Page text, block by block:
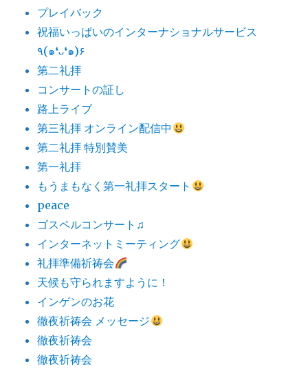
プレイバック
祝福いっぱいのインターナショナルサービス
٩(๑❛ᴗ❛๑)۶
第二礼拝
コンサートの証し
路上ライブ
第三礼拝 オンライン配信中
第二礼拝 特別賛美
第一礼拝
もうまもなく第一礼拝スタート
peace
ゴスペルコンサート♫
インターネットミーティング
礼拝準備祈祷会
天候も守られますように！
インゲンのお花
徹夜祈祷会 メッセージ
徹夜祈祷会
徹夜祈祷会